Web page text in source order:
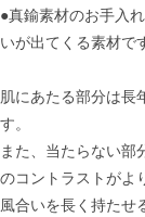
●真鍮素材のお手入
いが出てくる素材で
肌にあたる部分は長
す。
また、当たらない部
のコントラストがよ
風合いを長く持たせ